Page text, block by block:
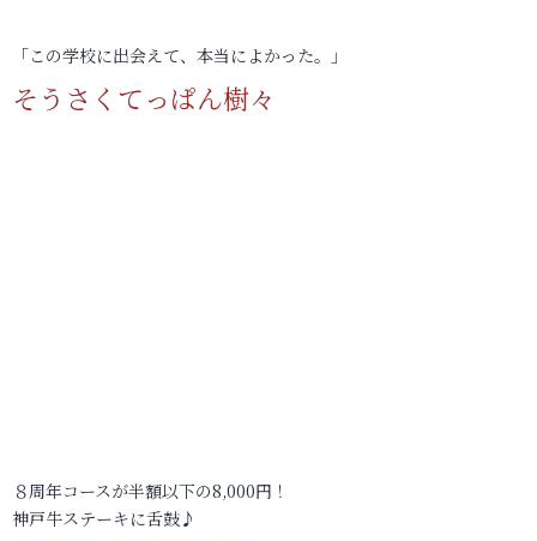
「この学校に出会えて、本当によかった。」
そうさくてっぱん樹々
８周年コースが半額以下の8,000円！
神戸牛ステーキに舌鼓♪